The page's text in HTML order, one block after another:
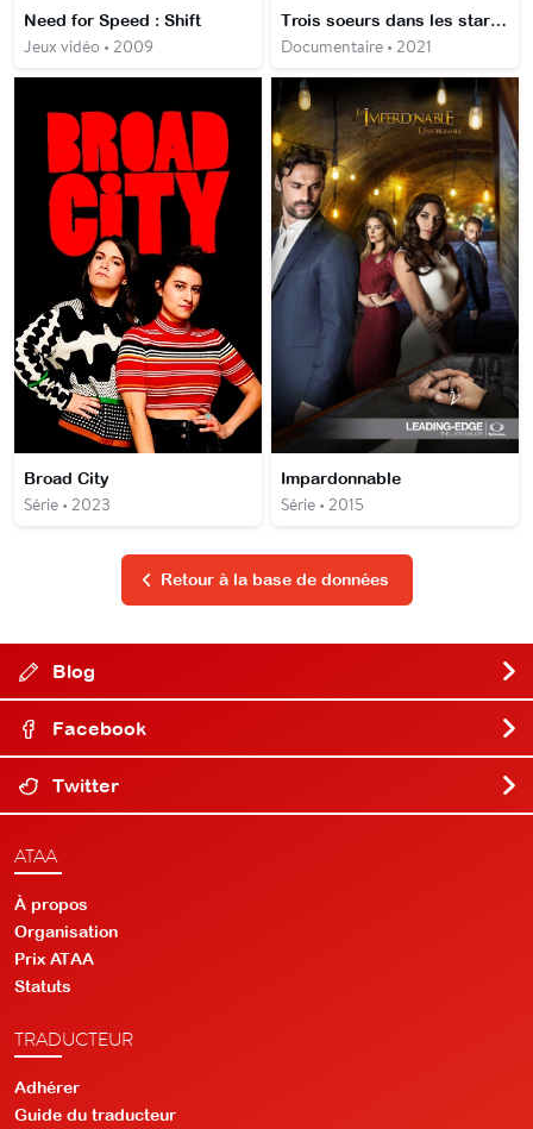
Need for Speed : Shift
Jeux vidéo • 2009
Trois soeurs dans les starting blocks
Documentaire • 2021
Broad City
Série • 2023
Impardonnable
Série • 2015
Retour à la base de données
Blog
Facebook
Twitter
ATAA
À propos
Organisation
Prix ATAA
Statuts
TRADUCTEUR
Adhérer
Guide du traducteur